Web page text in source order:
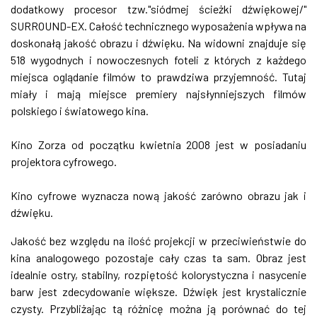
dodatkowy procesor tzw."siódmej ścieżki dźwiękowej/"
SURROUND-EX. Całość technicznego wyposażenia wpływa na
doskonałą jakość obrazu i dźwięku. Na widowni znajduje się
518 wygodnych i nowoczesnych foteli z których z każdego
miejsca oglądanie filmów to prawdziwa przyjemność. Tutaj
miały i mają miejsce premiery najsłynniejszych filmów
polskiego i światowego kina.
Kino Zorza od początku kwietnia 2008 jest w posiadaniu
projektora cyfrowego.
Kino cyfrowe wyznacza nową jakość zarówno obrazu jak i
dźwięku.
Jakość bez względu na ilość projekcji w przeciwieństwie do
kina analogowego pozostaje cały czas ta sam. Obraz jest
idealnie ostry, stabilny, rozpiętość kolorystyczna i nasycenie
barw jest zdecydowanie większe. Dźwięk jest krystalicznie
czysty. Przybliżając tą różnicę można ją porównać do tej